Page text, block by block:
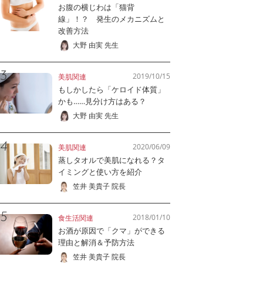
お腹の横じわは「猫背
線」！？ 発生のメカニズムと
改善方法
大野 由実 先生
美肌関連 2019/10/15
もしかしたら「ケロイド体質」
かも……見分け方はある？
大野 由実 先生
美肌関連 2020/06/09
蒸しタオルで美肌になれる？タ
イミングと使い方を紹介
笠井 美貴子 院長
食生活関連 2018/01/10
お酒が原因で「クマ」ができる
理由と解消＆予防方法
笠井 美貴子 院長